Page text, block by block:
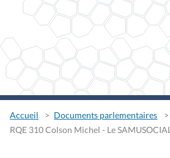
Accueil
Documents parlementaires
RQE 310 Colson Michel - Le SAMUSOCIAL